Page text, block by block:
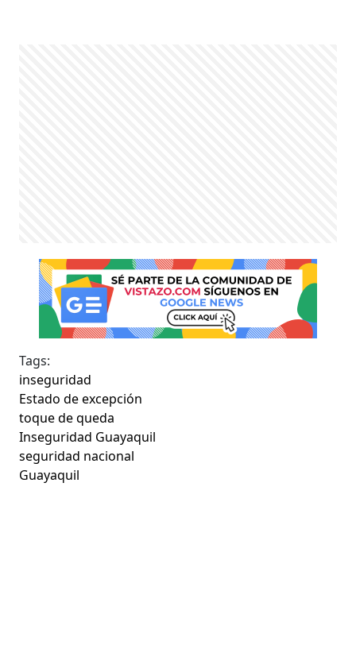
Tags:
inseguridad
Estado de excepción
toque de queda
Inseguridad Guayaquil
seguridad nacional
Guayaquil